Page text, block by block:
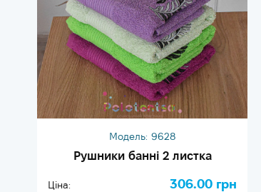
Модель: 9628
Рушники банні 2 листка
Ціна: 306.00 грн